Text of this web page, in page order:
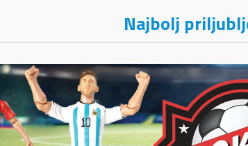
Najbolj